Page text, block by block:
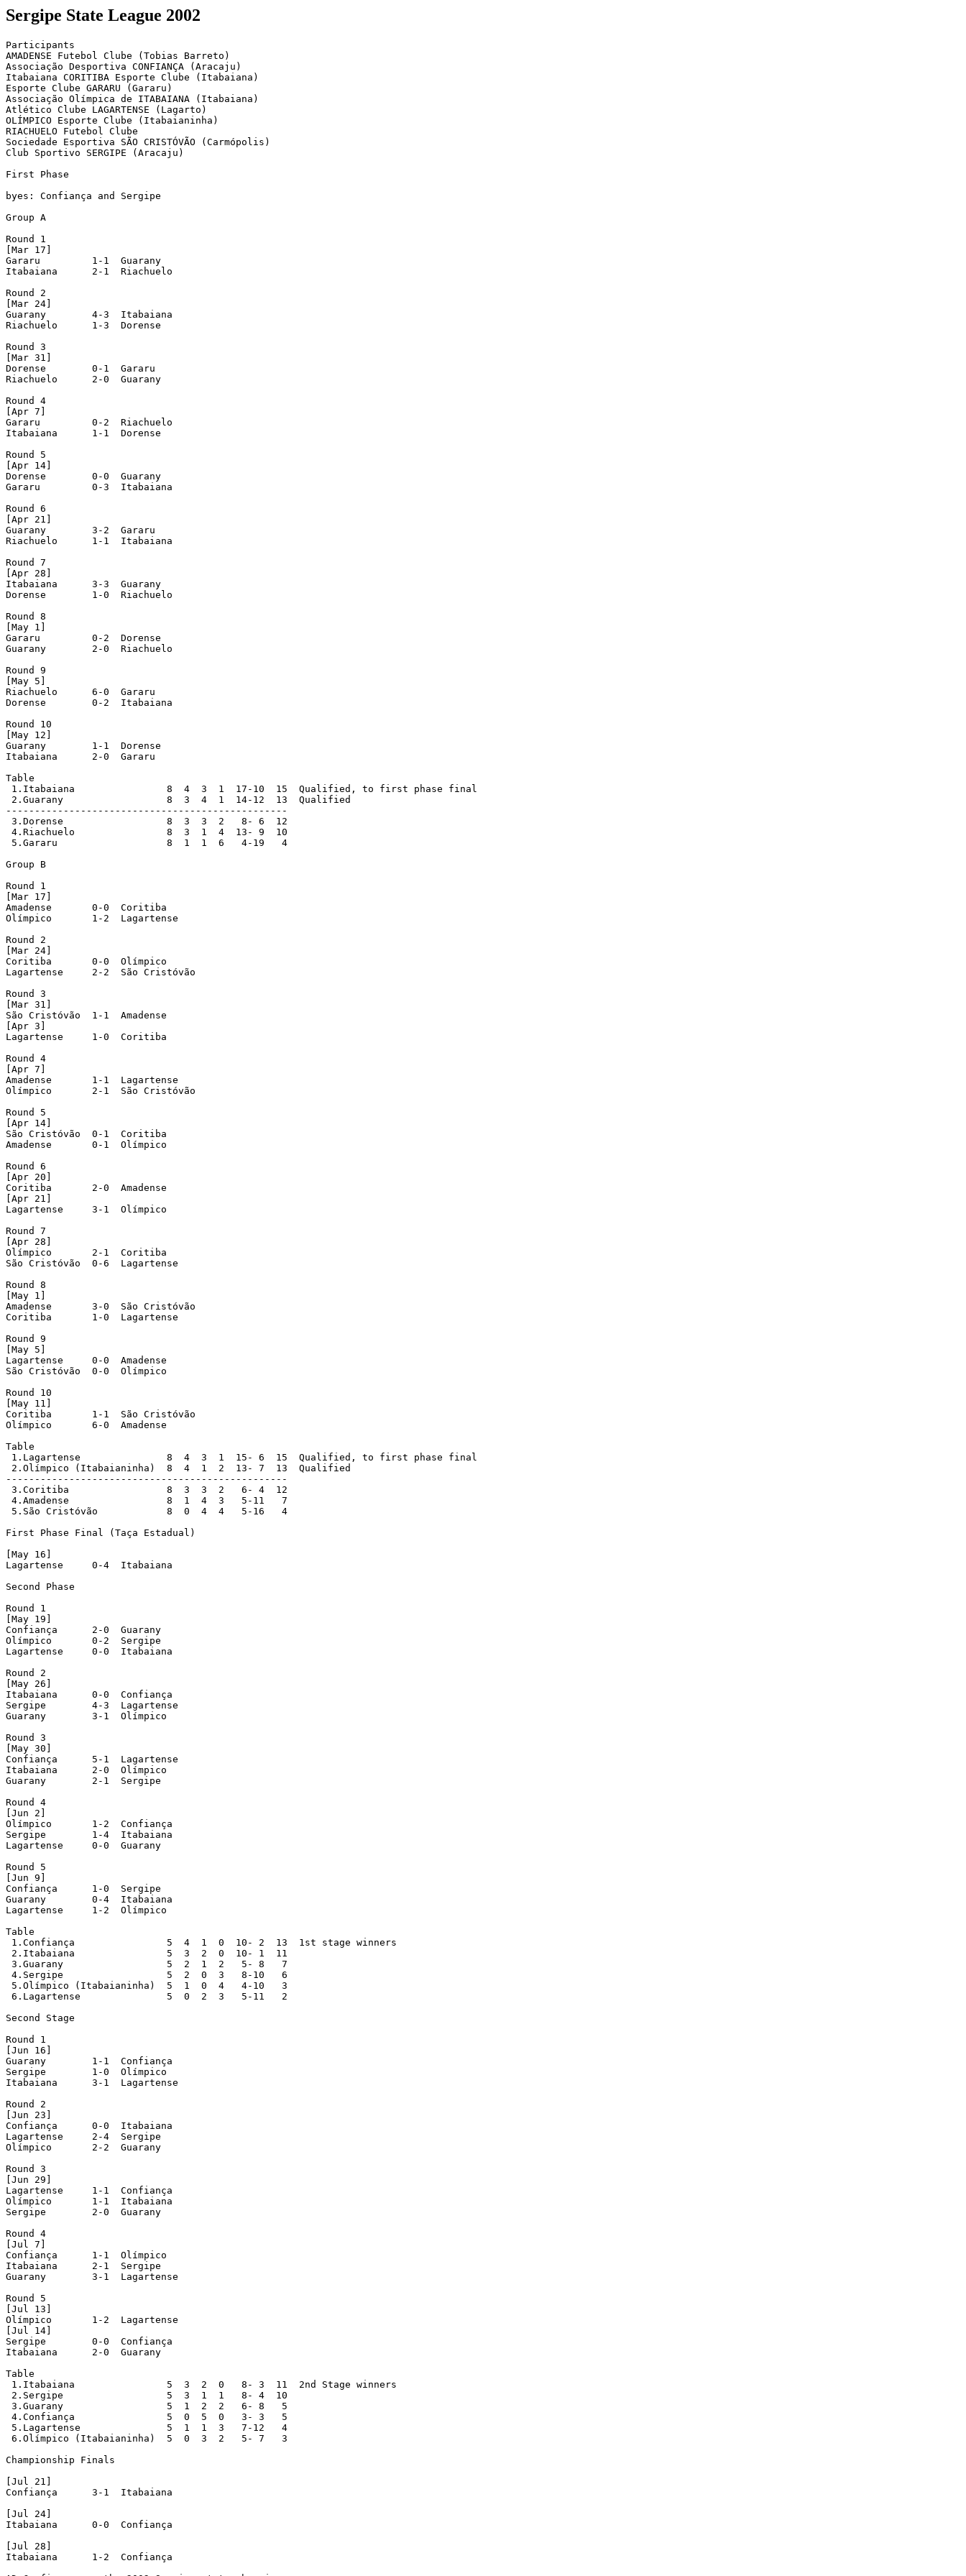
Sergipe State League 2002
Participants
AMADENSE Futebol Clube (Tobias Barreto)
Associação Desportiva CONFIANÇA (Aracaju)
Itabaiana CORITIBA Esporte Clube (Itabaiana)
Esporte Clube GARARU (Gararu)
Associação Olímpica de ITABAIANA (Itabaiana)
Atlético Clube LAGARTENSE (Lagarto)
OLÍMPICO Esporte Clube (Itabaianinha)
RIACHUELO Futebol Clube
Sociedade Esportiva SÃO CRISTÓVÃO (Carmópolis)
Club Sportivo SERGIPE (Aracaju)
First Phase
byes: Confiança and Sergipe
Group A
Round 1
[Mar 17]
Gararu         1-1  Guarany
Itabaiana      2-1  Riachuelo
Round 2
[Mar 24]
Guarany        4-3  Itabaiana
Riachuelo      1-3  Dorense
Round 3
[Mar 31]
Dorense        0-1  Gararu
Riachuelo      2-0  Guarany
Round 4
[Apr 7]
Gararu         0-2  Riachuelo
Itabaiana      1-1  Dorense
Round 5
[Apr 14]
Dorense        0-0  Guarany
Gararu         0-3  Itabaiana
Round 6
[Apr 21]
Guarany        3-2  Gararu
Riachuelo      1-1  Itabaiana
Round 7
[Apr 28]
Itabaiana      3-3  Guarany
Dorense        1-0  Riachuelo
Round 8
[May 1]
Gararu         0-2  Dorense
Guarany        2-0  Riachuelo
Round 9
[May 5]
Riachuelo      6-0  Gararu
Dorense        0-2  Itabaiana
Round 10
[May 12]
Guarany        1-1  Dorense
Itabaiana      2-0  Gararu
Table
1.Itabaiana                8  4  3  1  17-10  15  Qualified, to first phase final
2.Guarany                  8  3  4  1  14-12  13  Qualified
-------------------------------------------------
3.Dorense                  8  3  3  2   8- 6  12
4.Riachuelo                8  3  1  4  13- 9  10
5.Gararu                   8  1  1  6   4-19   4
Group B
Round 1
[Mar 17]
Amadense       0-0  Coritiba
Olímpico       1-2  Lagartense
Round 2
[Mar 24]
Coritiba       0-0  Olímpico
Lagartense     2-2  São Cristóvão
Round 3
[Mar 31]
São Cristóvão  1-1  Amadense
[Apr 3]
Lagartense     1-0  Coritiba
Round 4
[Apr 7]
Amadense       1-1  Lagartense
Olímpico       2-1  São Cristóvão
Round 5
[Apr 14]
São Cristóvão  0-1  Coritiba
Amadense       0-1  Olímpico
Round 6
[Apr 20]
Coritiba       2-0  Amadense
[Apr 21]
Lagartense     3-1  Olímpico
Round 7
[Apr 28]
Olímpico       2-1  Coritiba
São Cristóvão  0-6  Lagartense
Round 8
[May 1]
Amadense       3-0  São Cristóvão
Coritiba       1-0  Lagartense
Round 9
[May 5]
Lagartense     0-0  Amadense
São Cristóvão  0-0  Olímpico
Round 10
[May 11]
Coritiba       1-1  São Cristóvão
Olímpico       6-0  Amadense
Table
1.Lagartense               8  4  3  1  15- 6  15  Qualified, to first phase final
2.Olímpico (Itabaianinha)  8  4  1  2  13- 7  13  Qualified
-------------------------------------------------
3.Coritiba                 8  3  3  2   6- 4  12
4.Amadense                 8  1  4  3   5-11   7
5.São Cristóvão            8  0  4  4   5-16   4
First Phase Final (Taça Estadual)
[May 16]
Lagartense     0-4  Itabaiana
Second Phase
Round 1
[May 19]
Confiança      2-0  Guarany
Olímpico       0-2  Sergipe
Lagartense     0-0  Itabaiana
Round 2
[May 26]
Itabaiana      0-0  Confiança
Sergipe        4-3  Lagartense
Guarany        3-1  Olímpico
Round 3
[May 30]
Confiança      5-1  Lagartense
Itabaiana      2-0  Olímpico
Guarany        2-1  Sergipe
Round 4
[Jun 2]
Olímpico       1-2  Confiança
Sergipe        1-4  Itabaiana
Lagartense     0-0  Guarany
Round 5
[Jun 9]
Confiança      1-0  Sergipe
Guarany        0-4  Itabaiana
Lagartense     1-2  Olímpico
Table
1.Confiança                5  4  1  0  10- 2  13  1st stage winners
2.Itabaiana                5  3  2  0  10- 1  11
3.Guarany                  5  2  1  2   5- 8   7
4.Sergipe                  5  2  0  3   8-10   6
5.Olímpico (Itabaianinha)  5  1  0  4   4-10   3
6.Lagartense               5  0  2  3   5-11   2
Second Stage
Round 1
[Jun 16]
Guarany        1-1  Confiança
Sergipe        1-0  Olímpico
Itabaiana      3-1  Lagartense
Round 2
[Jun 23]
Confiança      0-0  Itabaiana
Lagartense     2-4  Sergipe
Olímpico       2-2  Guarany
Round 3
[Jun 29]
Lagartense     1-1  Confiança
Olímpico       1-1  Itabaiana
Sergipe        2-0  Guarany
Round 4
[Jul 7]
Confiança      1-1  Olímpico
Itabaiana      2-1  Sergipe
Guarany        3-1  Lagartense
Round 5
[Jul 13]
Olímpico       1-2  Lagartense
[Jul 14]
Sergipe        0-0  Confiança
Itabaiana      2-0  Guarany
Table
1.Itabaiana                5  3  2  0   8- 3  11  2nd Stage winners
2.Sergipe                  5  3  1  1   8- 4  10
3.Guarany                  5  1  2  2   6- 8   5
4.Confiança                5  0  5  0   3- 3   5
5.Lagartense               5  1  1  3   7-12   4
6.Olímpico (Itabaianinha)  5  0  3  2   5- 7   3
Championship Finals
[Jul 21]
Confiança      3-1  Itabaiana
[Jul 24]
Itabaiana      0-0  Confiança
[Jul 28]
Itabaiana      1-2  Confiança